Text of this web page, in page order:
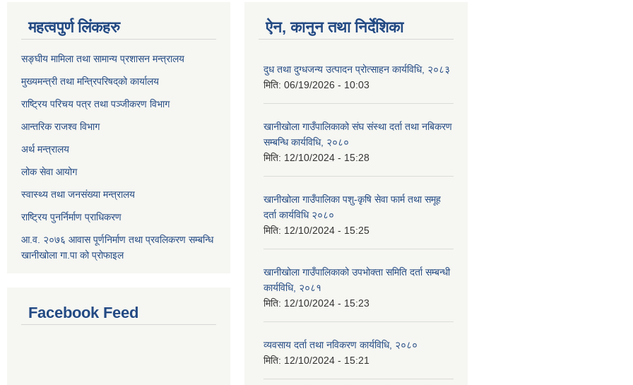
महत्वपुर्ण लिंकहरु
सङ्घीय मामिला तथा सामान्य प्रशासन मन्त्रालय
मुख्यमन्त्री तथा मन्त्रिपरिषद्‌को कार्यालय
राष्ट्रिय परिचय पत्र तथा पञ्जीकरण विभाग
आन्तरिक राजश्व विभाग
अर्थ मन्त्रालय
लोक सेवा आयोग
स्वास्थ्य तथा जनसंख्या मन्त्रालय
राष्ट्रिय पुनर्निर्माण प्राधिकरण
आ.व. २०७६ आवास पूर्णनिर्माण तथा प्रवलिकरण सम्बन्धि
खानीखोला गा.पा को प्रोफाइल
Facebook Feed
ऐन, कानुन तथा निर्देशिका
दुध तथा दुग्धजन्य उत्पादन प्रोत्साहन कार्यविधि, २०८३
मिति: 06/19/2026 - 10:03
खानीखोला गाउँपालिकाको संघ संस्था दर्ता तथा नबिकरण
सम्बन्धि कार्यविधि, २०८०
मिति: 12/10/2024 - 15:28
खानीखोला गाउँपालिका पशु-कृषि सेवा फार्म तथा समूह
दर्ता कार्यविधि २०८०
मिति: 12/10/2024 - 15:25
खानीखोला गाउँपालिकाको उपभोक्ता समिति दर्ता सम्बन्धी
कार्यविधि, २०८१
मिति: 12/10/2024 - 15:23
व्यवसाय दर्ता तथा नविकरण कार्यविधि, २०८०
मिति: 12/10/2024 - 15:21